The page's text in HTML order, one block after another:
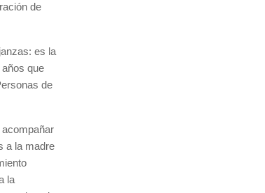
de
es la
que
de
a la madre
la